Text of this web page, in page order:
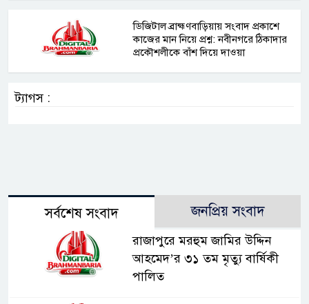
ডিজিটাল ব্রাহ্মণবাড়িয়ায় সংবাদ প্রকাশে
কাজের মান নিয়ে প্রশ্ন: নবীনগরে ঠিকাদার
প্রকৌশলীকে বাঁশ দিয়ে দাওয়া
ট্যাগস :
সর্বশেষ সংবাদ জনপ্রিয় সংবাদ
রাজাপুরে মরহুম জামির উদ্দিন
আহমেদ’র ৩১ তম মৃত্যু বার্ষিকী
পালিত